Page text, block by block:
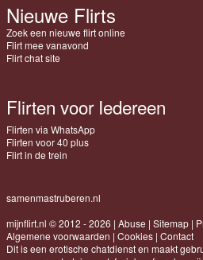
Nieuwe Flirts
Zoek een nieuwe flirt online
Flirt mee vanavond
Flirt chat site
Flirten voor Iedereen
Flirten via WhatsApp
Flirten voor 40 plus
Flirt in de trein
samenmastruberen.nl
mijnflirt.nl © 2012 - 2026 | Abuse | Sitemap|
Algemene voorwaarden | Cookies| Contact
Dit is een erotische chatdienst en maakt